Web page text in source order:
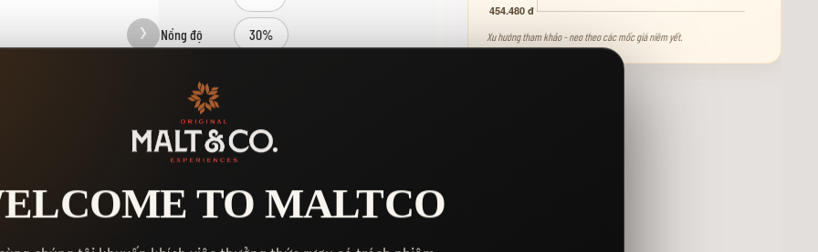
Nồng độ 30%
Kho 1
Xu hướng tham khảo - neo theo các mốc giá niêm yết.
TO MALTCO